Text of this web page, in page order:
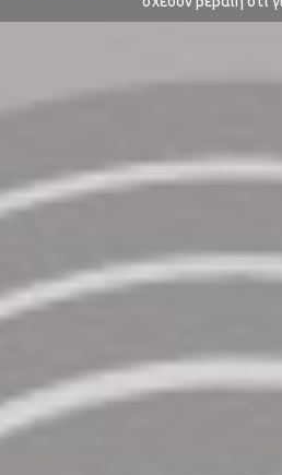
Jamiroquai θα μας